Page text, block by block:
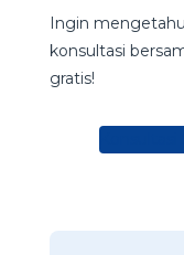
Ingin
konsultasi
gratis!